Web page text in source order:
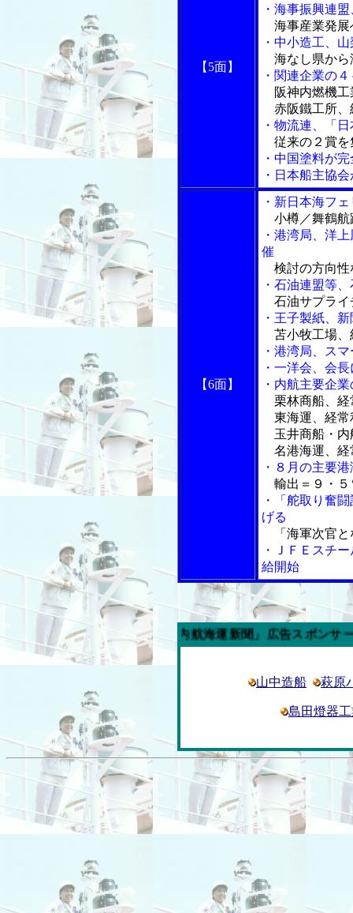
【5面】
・海事振興連
海事産業発展
・中小造工、
海なし県から
・関連企業の
阪神内燃機工
赤阪鐵工所、
・物流連、「
従来の２賞を
・中国塗料が
・日本船主協
【6面】
・新日本海フ
小樽／舞鶴航
・港湾局、洋
催
検討の方向性
・石油連盟等
石油サプライ
・王子製紙、
苫小牧工場、
・港湾局、ス
・一洋会、会
・内航主要企
栗林商船、経
東海運、経常
玉井商船・内
名港海運、経
・８月の主要
輸出＝９・５
・「舵取り奮
げる
「海軍次官と
・ＪＦＥスチ
給開始
今週の「内航海運新聞」広告スポンサー企業
山中造船 萩原
島田燈器